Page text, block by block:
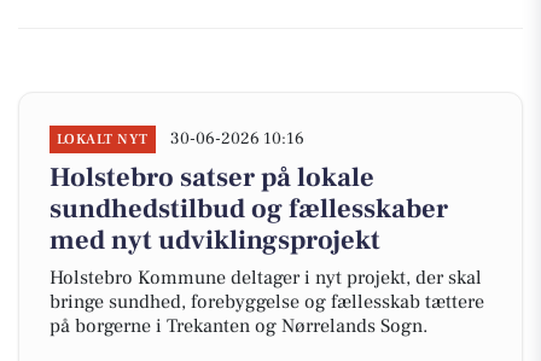
LOKALT NYT 30-06-2026 10:16
Holstebro satser på lokale
sundhedstilbud og fællesskaber
med nyt udviklingsprojekt
Holstebro Kommune deltager i nyt projekt, der skal
bringe sundhed, forebyggelse og fællesskab tættere
på borgerne i Trekanten og Nørrelands Sogn.